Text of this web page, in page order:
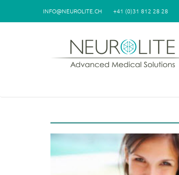
INFO@NEUROLITE.CH +41 (0)31 812 28 28